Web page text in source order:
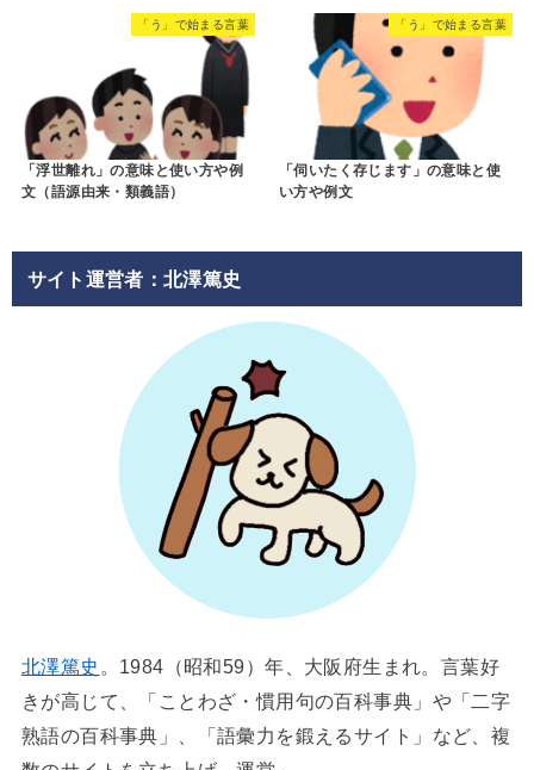
「う」で始まる言葉
「浮世離れ」の意味と使い方や例
文（語源由来・類義語）
「う」で始まる言葉
「伺いたく存じます」の意味と使
い方や例文
サイト運営者：北澤篤史
北澤篤史 。1984（昭和59）年、大阪府生まれ。言葉好
きが高じて、「ことわざ・慣用句の百科事典」や「二字
熟語の百科事典」、「語彙力を鍛えるサイト」など、複